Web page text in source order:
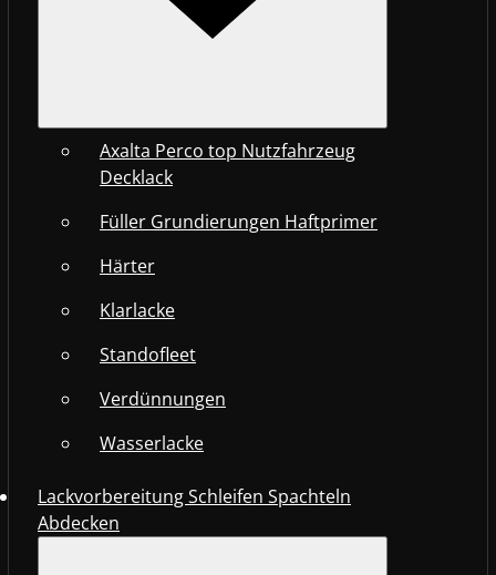
Axalta Perco top Nutzfahrzeug
Decklack
Füller Grundierungen Haftprimer
Härter
Klarlacke
Standofleet
Verdünnungen
Wasserlacke
Lackvorbereitung Schleifen Spachteln
Abdecken